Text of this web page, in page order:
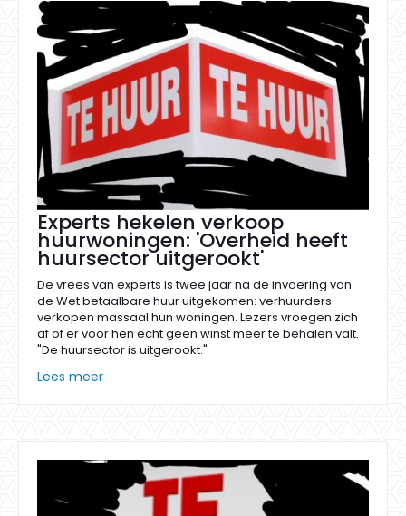
Experts hekelen verkoop
huurwoningen: 'Overheid heeft
huursector uitgerookt'
De vrees van experts is twee jaar na de invoering van
de Wet betaalbare huur uitgekomen: verhuurders
verkopen massaal hun woningen. Lezers vroegen zich
af of er voor hen echt geen winst meer te behalen valt.
"De huursector is uitgerookt."
Lees meer